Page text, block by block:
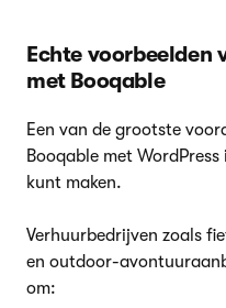
Echte voorbeelden
met Booqable
Een van de grootste
Booqable met
kunt maken.
Verhuurbedrijven zoals
en outdoor-
om: